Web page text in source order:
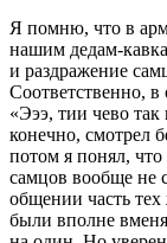
Я помню, что в
нашим дедам-
и раздражение
Соответственно, в
«Эээ, тии чево
конечно, смотрел
потом я понял,
самцов вообще не
общении часть тех
были вполне